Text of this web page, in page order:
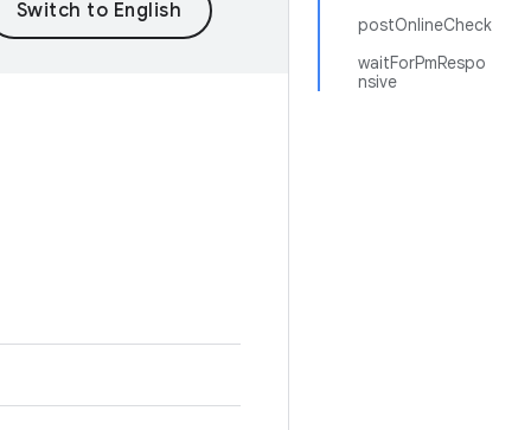
postOnlineCheck
waitForPmRespo
nsive